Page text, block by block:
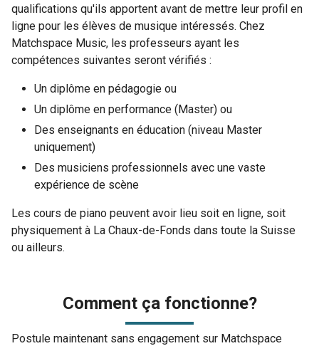
qualifications qu'ils apportent avant de mettre leur profil en
ligne pour les élèves de musique intéressés. Chez
Matchspace Music, les professeurs ayant les
compétences suivantes seront vérifiés :
Un diplôme en pédagogie ou
Un diplôme en performance (Master) ou
Des enseignants en éducation (niveau Master
uniquement)
Des musiciens professionnels avec une vaste
expérience de scène
Les cours de piano peuvent avoir lieu soit en ligne, soit
physiquement à La Chaux-de-Fonds dans toute la Suisse
ou ailleurs.
Comment ça fonctionne?
Postule maintenant sans engagement sur Matchspace